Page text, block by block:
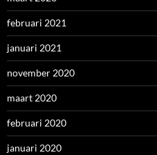
februari 2021
januari 2021
november 2020
maart 2020
februari 2020
januari 2020